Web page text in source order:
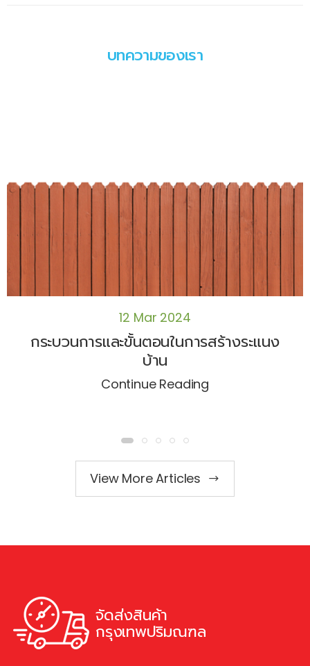
บทความของเรา
12 Mar 2024
กระบวนการและขั้นตอนในการสร้างระแนง
บ้าน
Continue Reading
View More Articles
จัดส่งสินค้า
กรุงเทพปริมณฑล